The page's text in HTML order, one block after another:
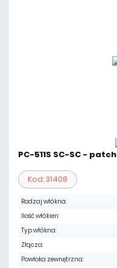
PC-511S SC-SC -
Kod: 31408
Rodzaj włókna:
Ilość włókien:
Typ włókna:
Złącza:
Powłoka zewnętrzna: